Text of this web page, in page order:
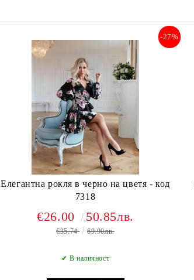
Елегантна рокля в черно на цветя - код
7318
-27%
€26.00 50.85лв.
€35.74 69.90лв.
✔ В наличност